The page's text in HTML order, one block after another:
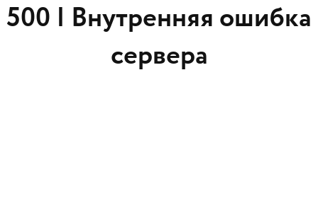
500 | Внутренняя ошибка
сервера